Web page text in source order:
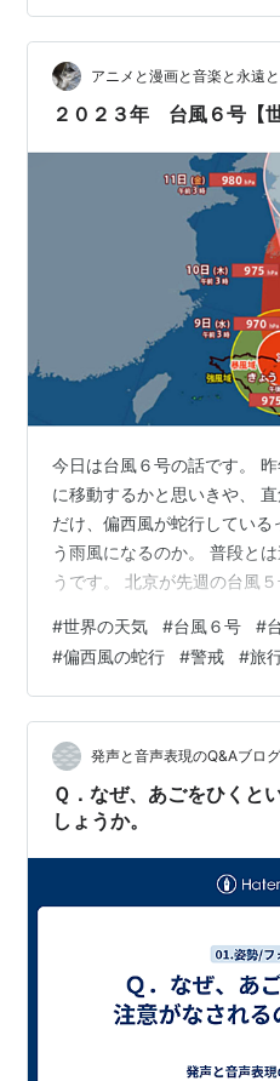
の直角度①、X-Z軸の直角
認することになります。 確
ド面になるので、下図のよう
ど…
アニメと漫画と音楽と永遠と
２０２３年 台風６号【
今日は台風６号の話です。
に移動するかと思いきや、
だけ、偏西風が蛇行してい
う雨風になるのか。 普段と
うです。 北京が先週の台風
それでは天気です。 北京の
２７℃ 最低気温２４℃です。
が降るんだね。 東京の明日
４℃ 最低気温２８℃ です。
週は雨です。 気温も高いし
寝ましょう。
#世界の天気 #台風６号 #
#偏西風の蛇行 #警戒 #旅
発声と音声表現のQ&Aブログ
Ｑ．なぜ、あごをひくと
しょうか。